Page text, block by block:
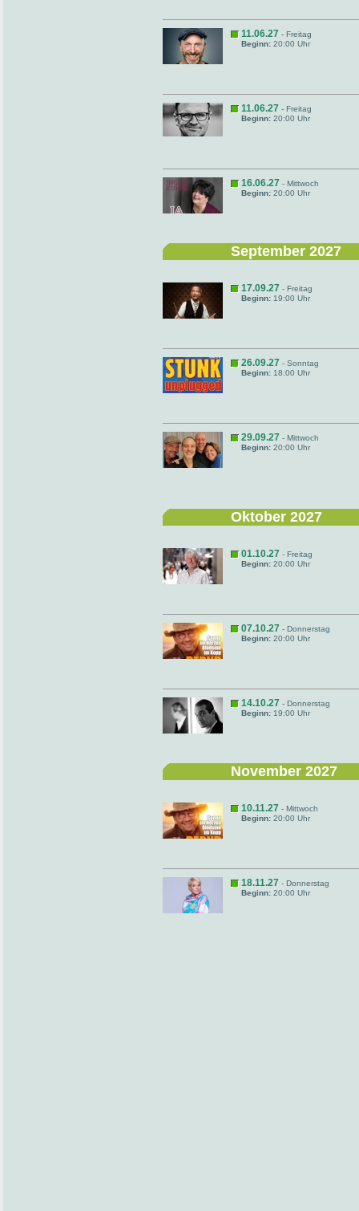
11.06.27 - Freitag
Beginn: 20:00 Uhr
11.06.27 - Freitag
Beginn: 20:00 Uhr
16.06.27 - Mittwoch
Beginn: 20:00 Uhr
September 2027
17.09.27 - Freitag
Beginn: 19:00 Uhr
26.09.27 - Sonntag
Beginn: 18:00 Uhr
29.09.27 - Mittwoch
Beginn: 20:00 Uhr
Oktober 2027
01.10.27 - Freitag
Beginn: 20:00 Uhr
07.10.27 - Donnerstag
Beginn: 20:00 Uhr
14.10.27 - Donnerstag
Beginn: 19:00 Uhr
November 2027
10.11.27 - Mittwoch
Beginn: 20:00 Uhr
18.11.27 - Donnerstag
Beginn: 20:00 Uhr